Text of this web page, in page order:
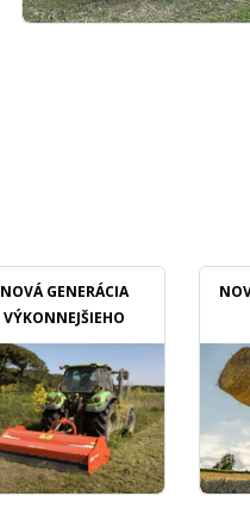
NOVÁ GENERÁCIA
VÝKONNEJŠIEHO
MULČOVAČU